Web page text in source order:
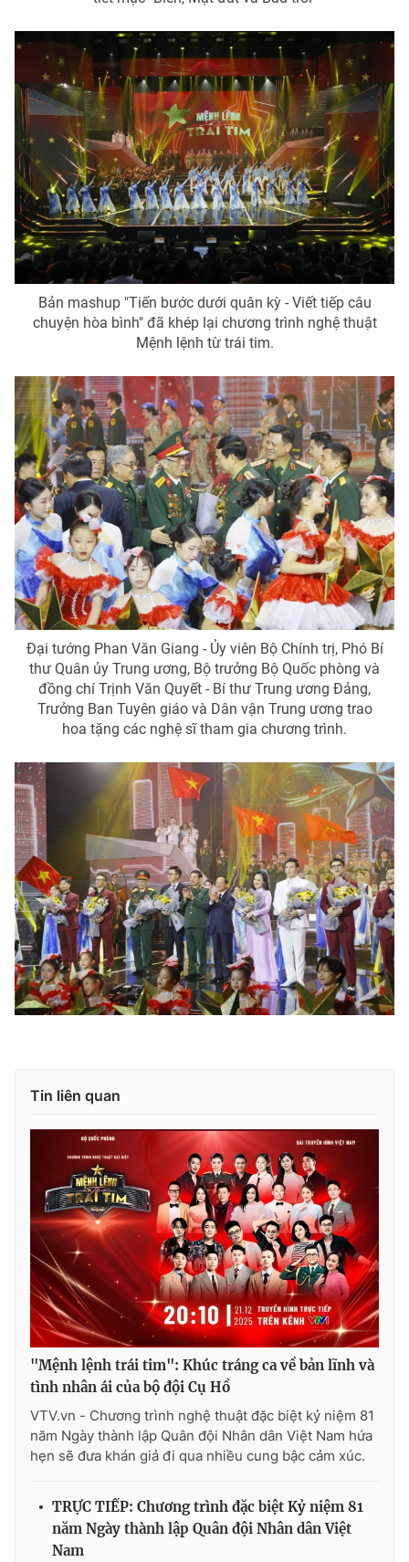
Bản mashup "Tiến bước dưới quân kỳ - Viết tiếp câu
chuyện hòa bình" đã khép lại chương trình nghệ thuật
Mệnh lệnh từ trái tim.
Đại tướng Phan Văn Giang - Ủy viên Bộ Chính trị, Phó Bí
thư Quân ủy Trung ương, Bộ trưởng Bộ Quốc phòng và
đồng chí Trịnh Văn Quyết - Bí thư Trung ương Đảng,
Trưởng Ban Tuyên giáo và Dân vận Trung ương trao
hoa tặng các nghệ sĩ tham gia chương trình.
Tin liên quan
"Mệnh lệnh trái tim": Khúc tráng ca về bản lĩnh và
tình nhân ái của bộ đội Cụ Hồ
VTV.vn - Chương trình nghệ thuật đặc biệt kỷ niệm 81
năm Ngày thành lập Quân đội Nhân dân Việt Nam hứa
hẹn sẽ đưa khán giả đi qua nhiều cung bậc cảm xúc.
TRỰC TIẾP: Chương trình đặc biệt Kỷ niệm 81
năm Ngày thành lập Quân đội Nhân dân Việt
Nam